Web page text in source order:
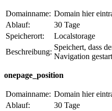
Domainname: Domain hier
Ablauf:
30 Tage
Speicherort:
Localstorage
Beschreibung:
Speichert, dass
Navigation
onepage_position
Domainname: Domain hier
Ablauf:
30 Tage